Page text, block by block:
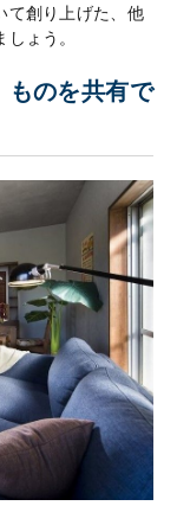
て創り上げた、他
ょう。
ものを共有で